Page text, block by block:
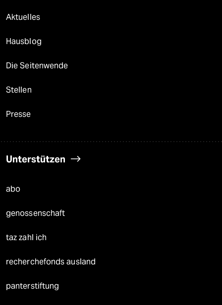
Aktuelles
Hausblog
Die Seitenwende
Stellen
Presse
Unterstützen
abo
genossenschaft
taz zahl ich
recherchefonds ausland
panterstiftung